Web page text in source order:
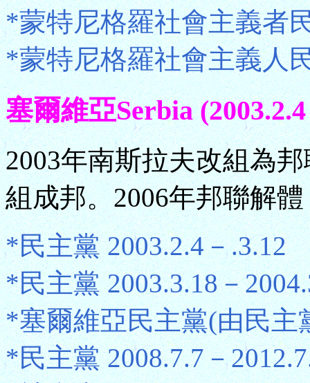
*蒙特尼格羅社會主義者
*蒙特尼格羅社會主義人
塞爾維亞Serbia
2003年南斯拉夫改組為
組成邦。2006年邦聯解
*民主黨 2003.2.4－.3.12
*民主黨 2003.3.18－
*塞爾維亞民主黨(由民主
*民主黨 2008.7.7－